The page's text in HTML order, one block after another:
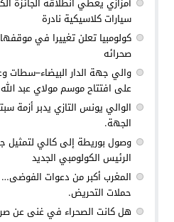
سيارات كلاسيكية نادرة
كولومبيا تعلن تغييرا في
صحرائه
والي جهة الدار البيضاء–سطات
على افتتاح موسم مولاي عبد الله
الوالي يونس التازي يدبر أزمة
الجهة.
وصول بوريطة إلى كالي لتمثيل
الرئيس الكولومبي الجديد
المغرب أكبر من دعوات
حملات التحريض.
هل كانت الصحراء في غنى عن